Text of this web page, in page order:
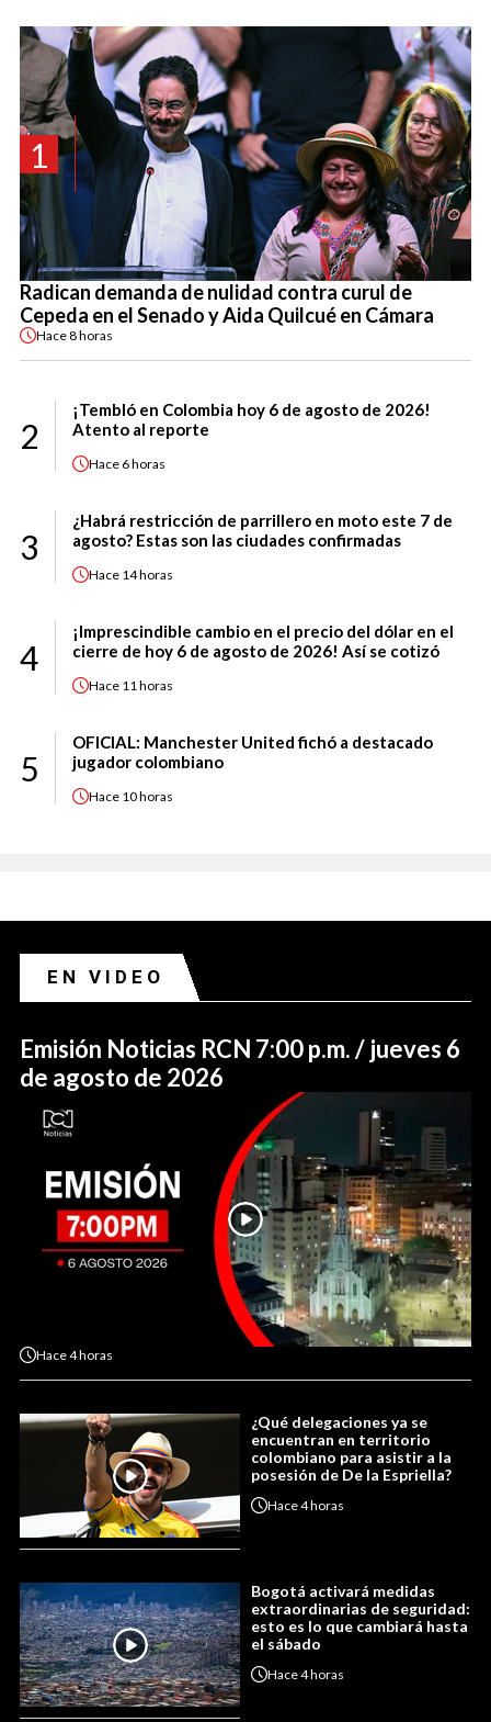
1
Radican demanda de nulidad contra curul de
Cepeda en el Senado y Aida Quilcué en Cámara
Hace8 horas
2
¡Tembló en Colombia hoy 6 de agosto de 2026!
Atento al reporte
Hace 6 horas
3
¿Habrá restricción de parrillero en moto este 7 de
agosto? Estas son las ciudades confirmadas
Hace 14 horas
4
¡Imprescindible cambio en el precio del dólar en el
cierre de hoy 6 de agosto de 2026! Así se cotizó
Hace 11 horas
5
OFICIAL: Manchester United fichó a destacado
jugador colombiano
Hace 10 horas
EN VIDEO
Emisión Noticias RCN 7:00 p.m. / jueves 6
de agosto de 2026
Hace4 horas
¿Qué delegaciones ya se
encuentran en territorio
colombiano para asistir a la
posesión de De la Espriella?
Hace4 horas
Bogotá activará medidas
extraordinarias de seguridad:
esto es lo que cambiará hasta
el sábado
Hace4 horas